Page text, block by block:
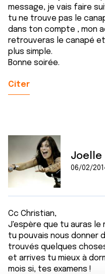
message, je vais faire
tu ne trouve pas le
dans ton compte , mon
retrouveras le canapé
plus simple.
Bonne soirée.
Citer
Joelle
06/02/
Cc Christian,
J'espère que tu auras le
tu pouvais nous donner
trouvés quelques
et arrives tu mieux à
mois si, tes examens !